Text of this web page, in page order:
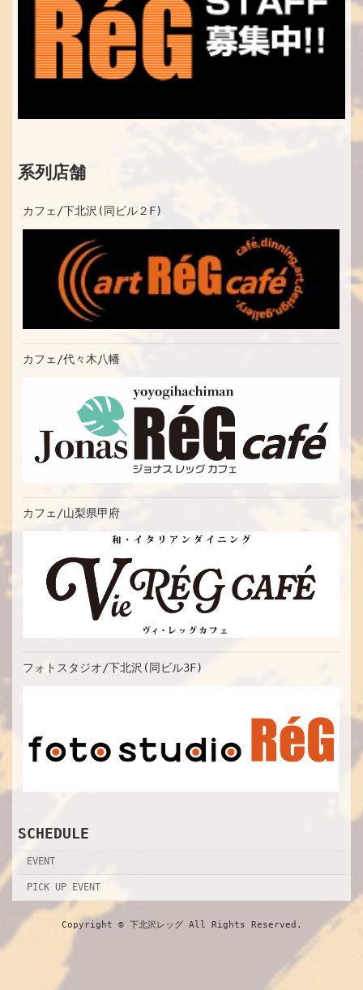
系列店舗
カフェ/下北沢(同ビル２F)
カフェ/代々木八幡
カフェ/山梨県甲府
フォトスタジオ/下北沢(同ビル3F)
SCHEDULE
EVENT
PICK UP EVENT
Copyright © 下北沢レッグ All Rights Reserved.